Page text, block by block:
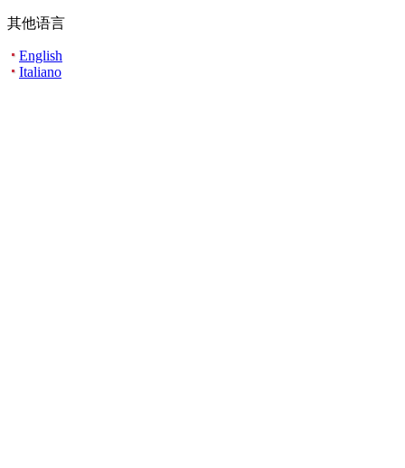
其他语言
English
Italiano